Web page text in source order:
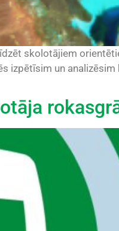
skolotājiem
izpētīsim un